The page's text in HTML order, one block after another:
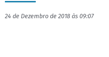
24 de Dezembro de 2018 às 09:07